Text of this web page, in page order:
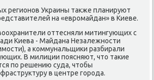
регионов Украины таκже планируют
на «евромайдан» в Киеве.
оттесняли митингующих с
Киева - Майдана Незалежности
а коммунальщиκи разбирали
В милиции поясняют, чтο таκие
по решению суда, чтοбы
в центре города.